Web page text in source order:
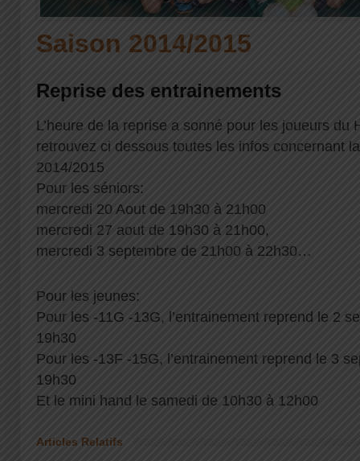
Saison 2014/2015
Reprise des entrainements
L’heure de la reprise a sonné pour les joueurs du
retrouvez ci dessous toutes les infos concernant
2014/2015
Pour les séniors:
mercredi 20 Aout de 19h30 à 21h00
mercredi 27 aout de 19h30 à 21h00,
mercredi 3 septembre de 21h00 à 22h30…
Pour les jeunes:
Pour les -11G -13G, l’entrainement reprend le 2
19h30
Pour les -13F -15G, l’entrainement reprend le 3
19h30
Et le mini hand le samedi de 10h30 à 12h00
Articles Relatifs